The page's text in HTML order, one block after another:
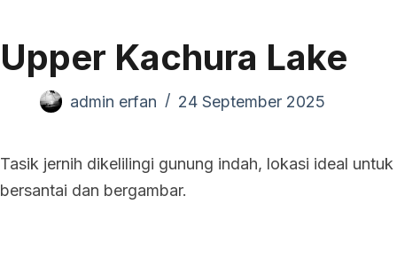
Upper Kachura Lake
admin erfan 24 September 2025
Tasik jernih dikelilingi gunung indah, lokasi ideal untuk
bersantai dan bergambar.